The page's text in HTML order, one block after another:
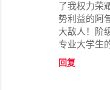
了我权力荣
势利益的阿
大敌人！阶
专业大学生
回复